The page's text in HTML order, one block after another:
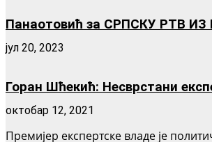
Панаотовић за СРПСКУ РТВ
јул 20, 2023
Горан Шћекић: Несврстани
октобар 12, 2021
Премијер експертске владе је